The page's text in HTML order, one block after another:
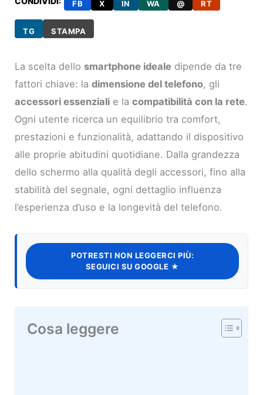
FB X IN WA @ RT
TG STAMPA
La scelta dello smartphone ideale dipende da tre
fattori chiave: ladimensione del telefono, gli
accessori essenziali e lacompatibilità con la rete.
Ogni utente ricerca un equilibrio tra comfort,
prestazioni e funzionalità, adattando il dispositivo
alle proprie abitudini quotidiane. Dalla grandezza
dello schermo alla qualità degli accessori, fino alla
stabilità del segnale, ogni dettaglio influenza
l’esperienza d’uso e la longevità del telefono.
POTRESTI NON LEGGERCI PIÙ:
SEGUICI SU GOOGLE ★
Cosa leggere